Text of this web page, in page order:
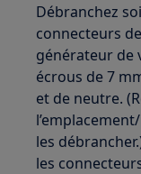
Débranchez
connecteurs
générateur de
écrous de 7
et de neutre.
les
les